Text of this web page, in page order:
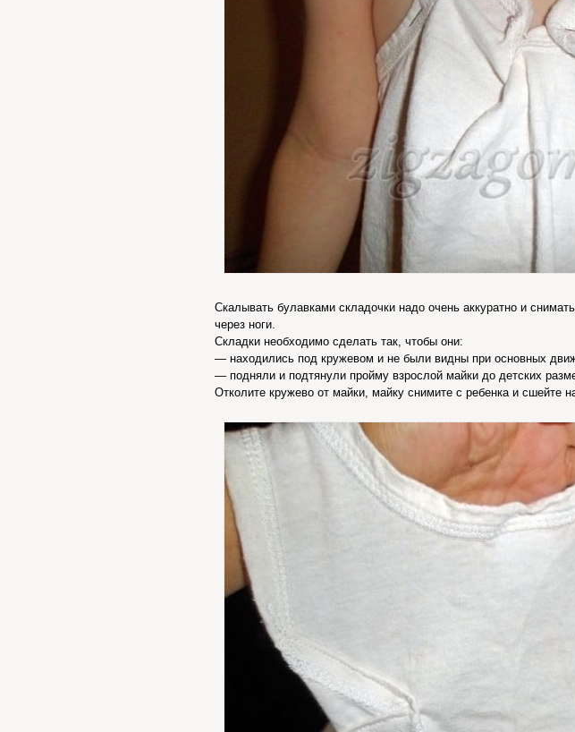
Скалывать булавками складочки надо очень аккуратно и
через ноги.
Складки необходимо сделать так, чтобы они:
— находились под кружевом и не были видны при основных
— подняли и подтянули пройму взрослой майки до детских
Отколите кружево от майки, майку снимите с ребенка и сшейте